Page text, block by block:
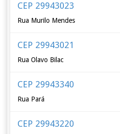
CEP 29943023
Rua Murilo Mendes
CEP 29943021
Rua Olavo Bilac
CEP 29943340
Rua Pará
CEP 29943220